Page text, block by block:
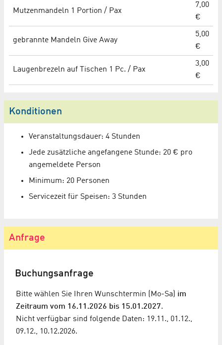
Mutzenmandeln 1 Portion / Pax
7,00
€
gebrannte Mandeln Give Away
5,00
€
Laugenbrezeln auf Tischen 1 Pc. / Pax
3,00
€
Konditionen
Veranstaltungsdauer: 4 Stunden
Jede zusätzliche angefangene Stunde: 20 € pro
angemeldete Person
Minimum: 20 Personen
Servicezeit für Speisen: 3 Stunden
Anfrage
Buchungsanfrage
Bitte wählen Sie Ihren Wunschtermin (Mo-Sa) im
Zeitraum vom 16.11.2026 bis 15.01.2027.
Nicht verfügbar sind folgende Daten: 19.11., 01.12.,
09.12., 10.12.2026.